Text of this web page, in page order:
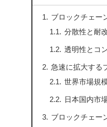
ブロックチェ
分散性と耐
透明性とコ
急速に拡大する
世界市場規
日本国内市
ブロックチェー